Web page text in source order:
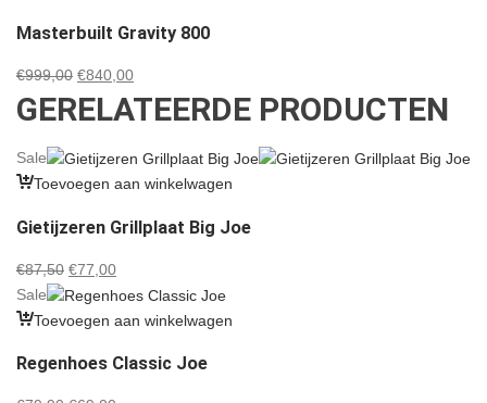
Masterbuilt Gravity 800
€999,00 Oorspronkelijke
prijs
was:
€999,00.
€840,00Huidige
prijs
is:
€840,00.
GERELATEERDE PRODUCTEN
Sale
Toevoegen aan winkelwagen
Gietijzeren Grillplaat Big Joe
€87,50 Oorspronkelijke
prijs
was:
€77,00Huidige
prijs
is:
Sale
Toevoegen aan winkelwagen
Regenhoes Classic Joe